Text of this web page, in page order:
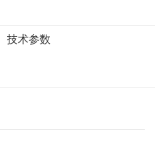
技术参数